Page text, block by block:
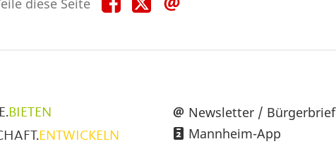
diese Seite
diese diese
BIETEN
ENTWICKELN
Newsletter / Bürgerbrief
Mannheim-App